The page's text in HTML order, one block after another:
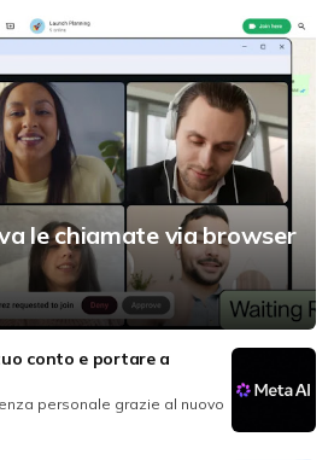
le chiamate via browser
conto e portare a
personale grazie al nuovo